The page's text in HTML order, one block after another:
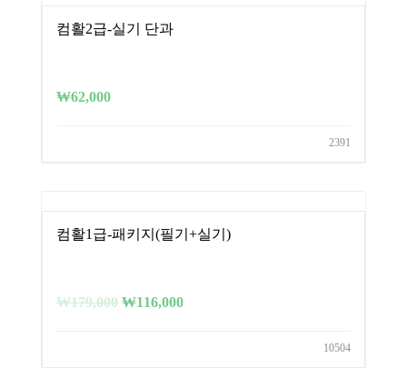
컴활2급-실기 단과
₩62,000
2391
컴활1급-패키지(필기+실기)
₩179,000 ₩116,000
10504